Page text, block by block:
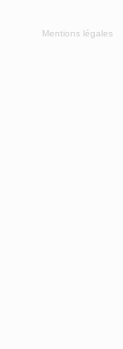
Mentions légales